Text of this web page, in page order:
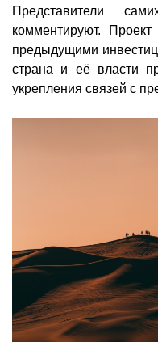
Представители
комментируют.
предыдущими
страна и её власти
укрепления связей с